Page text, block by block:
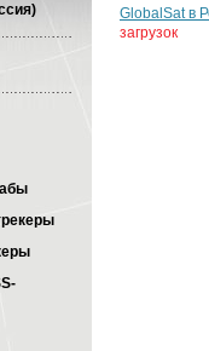
GlobalSat в
загрузок